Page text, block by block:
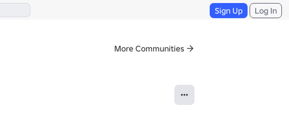
Sign Up Log In
More Communities